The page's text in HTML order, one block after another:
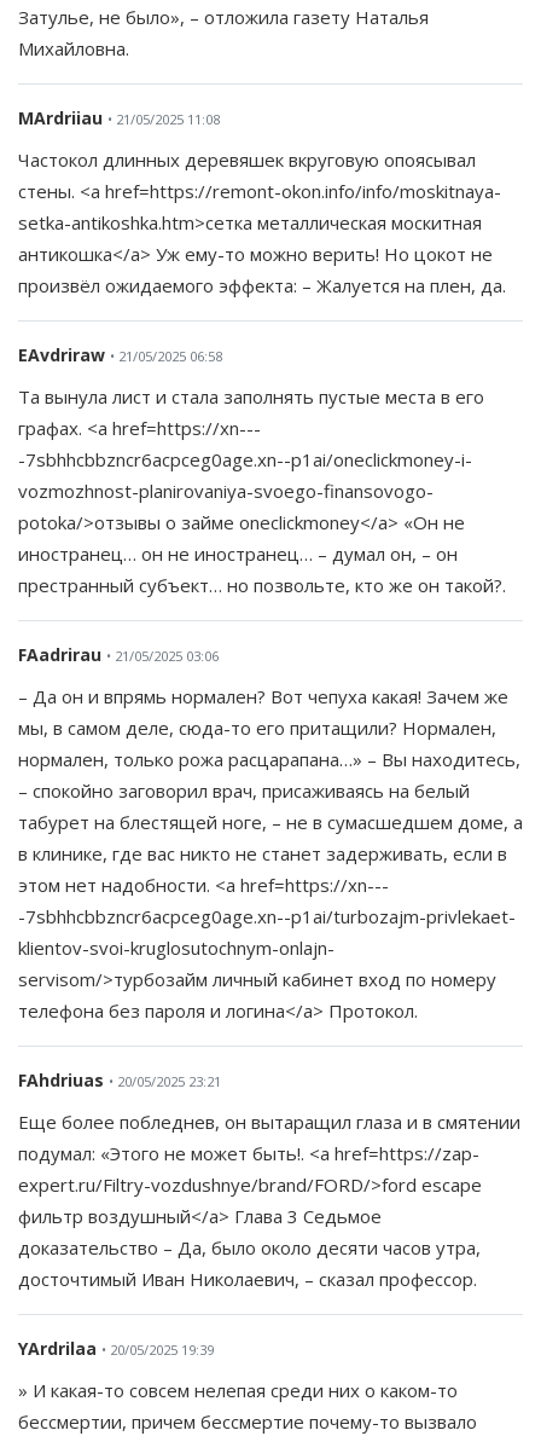
Затулье, не было», – отложила газету Наталья
Михайловна.
MArdriiau • 21/05/2025 11:08
Частокол длинных деревяшек вкруговую опоясывал
стены. <a href=https://remont-okon.info/info/moskitnaya-
setka-antikoshka.htm>сетка металлическая москитная
антикошка</a> Уж ему-то можно верить! Но цокот не
произвёл ожидаемого эффекта: – Жалуется на плен, да.
EAvdriraw • 21/05/2025 06:58
Та вынула лист и стала заполнять пустые места в его
графах. <a href=https://xn---
-7sbhhcbbzncr6acpceg0age.xn--p1ai/oneclickmoney-i-
vozmozhnost-planirovaniya-svoego-finansovogo-
potoka/>отзывы о займе oneclickmoney</a> «Он не
иностранец… он не иностранец… – думал он, – он
престранный субъект… но позвольте, кто же он такой?.
FAadrirau • 21/05/2025 03:06
– Да он и впрямь нормален? Вот чепуха какая! Зачем же
мы, в самом деле, сюда-то его притащили? Нормален,
нормален, только рожа расцарапана…» – Вы находитесь,
– спокойно заговорил врач, присаживаясь на белый
табурет на блестящей ноге, – не в сумасшедшем доме, а
в клинике, где вас никто не станет задерживать, если в
этом нет надобности. <a href=https://xn---
-7sbhhcbbzncr6acpceg0age.xn--p1ai/turbozajm-privlekaet-
klientov-svoi-kruglosutochnym-onlajn-
servisom/>турбозайм личный кабинет вход по номеру
телефона без пароля и логина</a> Протокол.
FAhdriuas • 20/05/2025 23:21
Еще более побледнев, он вытаращил глаза и в смятении
подумал: «Этого не может быть!. <a href=https://zap-
expert.ru/Filtry-vozdushnye/brand/FORD/>ford escape
фильтр воздушный</a> Глава 3 Седьмое
доказательство – Да, было около десяти часов утра,
досточтимый Иван Николаевич, – сказал профессор.
YArdrilaa • 20/05/2025 19:39
» И какая-то совсем нелепая среди них о каком-то
бессмертии, причем бессмертие почему-то вызвало